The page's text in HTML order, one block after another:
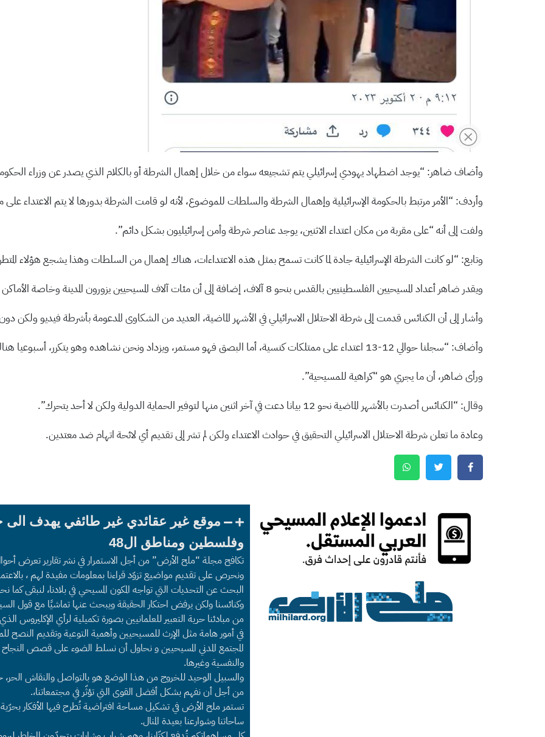
وأضاف ضاهر: “يوجد اضطهاد يهودي إسرائيلي يتم تشجيعه سواء من خلال إهمال الشرطة أو بالكلام الذي يصدر عن وزراء الحكومة
وأردف: “الأمر مرتبط بالحكومة الإسرائيلية وإهمال الشرطة والسلطات للموضوع، لأنه لو قامت الشرطة بدورها لا يتم الاعتداء على
ولفت إلى أنه “على مقربة من مكان اعتداء الاثنين، يوجد عناصر شرطة وأمن إسرائيليون بشكل دائم”.
وتابع: “لو كانت الشرطة الإسرائيلية جادة لما كانت تسمح بمثل هذه الاعتداءات، هناك إهمال من السلطات وهذا يشجع هؤلاء
ويقدر ضاهر أعداد المسيحيين الفلسطينيين بالقدس بنحو 8 آلاف، إضافة إلى أن مئات آلاف المسيحيين يزورون المدينة وخاصة الأماكن الدينية المسيحية فيها
وأشار إلى أن الكنائس قدمت إلى شرطة الاحتلال الاسرائيلي في الأشهر الماضية، العديد من الشكاوى المدعومة بأشرطة فيديو ولكن
وأضاف: “سجلنا حوالي 12-13 اعتداء على ممتلكات كنسية، أما البصق فهو مستمر، ويزداد ونحن نشاهده وهو يتكرر، أسبوعيا هناك حادثة او حادثتان”.
ورأى ضاهر، أن ما يجري هو “كراهية للمسيحية”.
وقال: “الكنائس أصدرت بالأشهر الماضية نحو 12 بيانا دعت في آخر اثنين منها لتوفير الحماية الدولية ولكن لا أحد يتحرك”.
وعادة ما تعلن شرطة الاحتلال الاسرائيلي التحقيق في حوادث الاعتداء ولكن لم تشر إلى تقديم أي لائحة اتهام ضد معتدين.​​​​​​​
موقع غير عقائدي غير طائفي يهدف
وفلسطين ومناطق ال48
تكافح مجلة “ملح الأرض” من أجل الاستمرار في نشر تقارير تعرض
ونحرص على تقديم مواضيع تزوّد قراءنا بمعلومات مفيدة لهم ،
البحث عن التحديات التي تواجه المكون المسيحي في بلادنا، لنبقى
وكنائسنا ولكن يرفض احتكار الحقيقة ويبحث عنها تماشيًا مع قول
من مبادئنا حرية التعبير للعلمانيين بصورة تكميلية لرأي الإكليروس
في أمور هامة مثل الإرث للمسيحيين وأهمية التوعية وتقديم النصح
المجتمع المدني المسيحيين و نحاول أن نسلط الضوء على قصص
والنفسية وغيرها.
والسبيل الوحيد للخروج من هذا الوضع هو بالتواصل والنقاش الحر،
من أجل أن نفهم بشكل أفضل القوى التي تؤثّر في مجتمعاتنا،.
تستمر ملح الأرض في تشكيل مساحة افتراضية تُطرح فيها الأفكار بحرّية
ساحاتنا وشوارعنا بعيدة المنال.